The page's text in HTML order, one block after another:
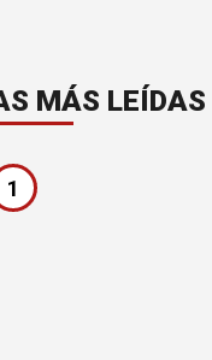
MÁS LEÍDAS
1